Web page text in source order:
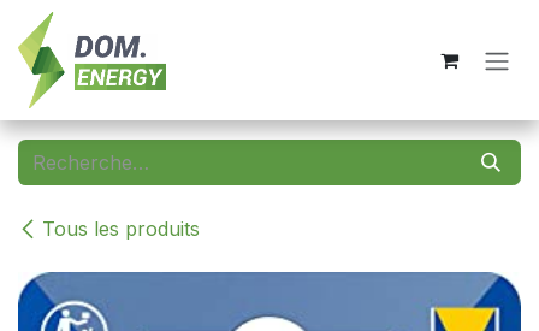
Se rendre au contenu
Tous les produits